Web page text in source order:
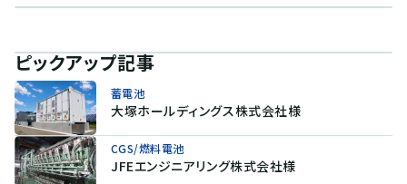
ピックアップ記事
蓄電池
大塚ホールディングス株式会社様
CGS/燃料電池
JFEエンジニアリング株式会社様